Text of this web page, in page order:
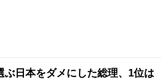
ぶ日本をダメにした総理、1位は